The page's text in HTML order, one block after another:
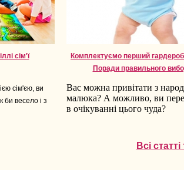
сім'ї
сім'єю, ви
би весело і з
Комплектуємо перший
Поради правильного
Вас можна привітати з
малюка? А можливо, ви
в очікуванні цього чуда?
Всі